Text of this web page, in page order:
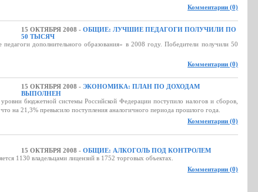
Комментарии (0)
15 ОКТЯБРЯ 2008 - ОБЩИЕ: ЛУЧШИЕ ПЕДАГОГИ ПОЛУЧИЛИ ПО
50 ТЫСЯЧ
дополнительного образования» в 2008 году. Победители получили 50
Комментарии (0)
15 ОКТЯБРЯ 2008 - ЭКОНОМИКА: ПЛАН ПО ДОХОДАМ
ВЫПОЛНЕН
бюджетной системы Российской Федерации поступило налогов и сборов,
на 21,3% превысило поступления аналогичного периода прошлого года.
Комментарии (0)
15 ОКТЯБРЯ 2008 - ОБЩИЕ: АЛКОГОЛЬ ПОД КОНТРОЛЕМ
1130 владельцами лицензий в 1752 торговых объектах.
Комментарии (0)